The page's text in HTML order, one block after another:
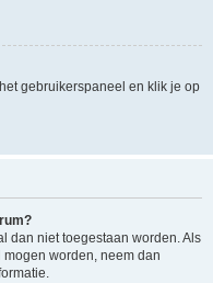
gebruikerspaneel en klik je op
dan niet toegestaan worden. Als
worden, neem dan